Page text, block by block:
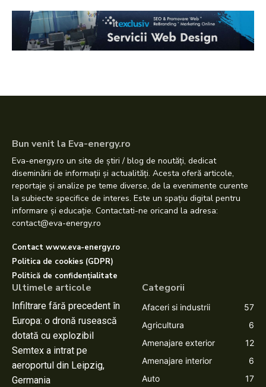
Bun venit la Eva-energy.ro
Eva-energy.ro un site de știri / blog de noutăți, dedicat
diseminării de informații și actualități. Acesta oferă articole,
reportaje și analize pe teme diverse, de la evenimente curente
la subiecte specifice de interes. Este un spațiu digital pentru
informare și educație. Contactati-ne oricand la adresa:
contact@eva-energy.ro
Contact www.eva-energy.ro
Politica de cookies (GDPR)
Politică de confidențialitate
Ultimele articole
Infiltrare fără precedent în
Europa: o dronă rusească
dotată cu explozibil
Semtex a intrat pe
aeroportul din Leipzig,
Germania
Categorii
Afaceri si industrii
57
Agricultura
6
Amenajare exterior
12
Amenajare interior
6
Auto
17